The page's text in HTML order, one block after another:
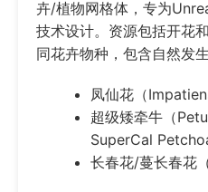
卉/植物网格体，专为
技术设计。资源包括开花
同花卉物种，包含自然发
凤仙花（
超级矮牵牛（
SuperCal
长春花/蔓长春花